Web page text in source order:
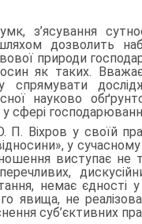
з’ясування
дозволить
природи
як таких.
спрямувати
науково
сфері
П. Віхров у своїй
у
виступає не
немає єдності
явища, не
суб’єктивних